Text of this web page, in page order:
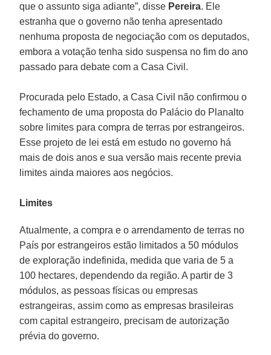
que o assunto siga adiante”, disse Pereira. Ele
estranha que o governo não tenha apresentado
nenhuma proposta de negociação com os deputados,
embora a votação tenha sido suspensa no fim do ano
passado para debate com a Casa Civil.
Procurada pelo Estado, a Casa Civil não confirmou o
fechamento de uma proposta do Palácio do Planalto
sobre limites para compra de terras por estrangeiros.
Esse projeto de lei está em estudo no governo há
mais de dois anos e sua versão mais recente previa
limites ainda maiores aos negócios.
Limites
Atualmente, a compra e o arrendamento de terras no
País por estrangeiros estão limitados a 50 módulos
de exploração indefinida, medida que varia de 5 a
100 hectares, dependendo da região. A partir de 3
módulos, as pessoas físicas ou empresas
estrangeiras, assim como as empresas brasileiras
com capital estrangeiro, precisam de autorização
prévia do governo.